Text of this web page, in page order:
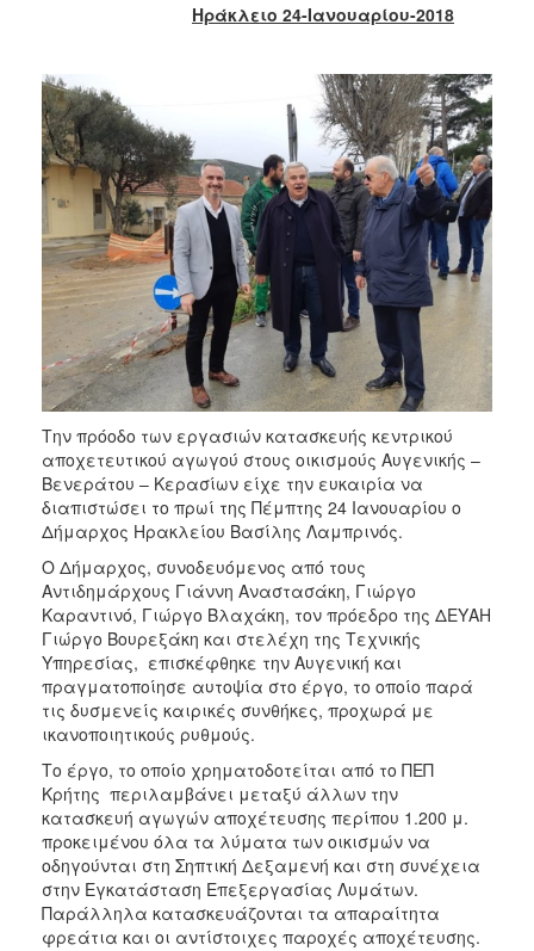
2015
2013
2012
2011
2010
2006
ΤΟΠΟΣ
ΠΟΛΙΤΙΣΜΟΣ
ΑΝΘΕΚΤΙΚΗ
ΠΟΛΗ
Ηράκλειο 24-Ιανουαρίου-2018
Την πρόοδο των εργασιών κατασκευής κεντρικού
αποχετευτικού αγωγού στους οικισμούς Αυγενικής –
Βενεράτου – Κερασίων είχε την ευκαιρία να
διαπιστώσει το πρωί της Πέμπτης 24 Ιανουαρίου ο
Δήμαρχος Ηρακλείου Βασίλης Λαμπρινός.
Ο Δήμαρχος, συνοδευόμενος από τους
Αντιδημάρχους Γιάννη Αναστασάκη, Γιώργο
Καραντινό, Γιώργο Βλαχάκη, τον πρόεδρο της ΔΕΥΑΗ
Γιώργο Βουρεξάκη και στελέχη της Τεχνικής
Υπηρεσίας, επισκέφθηκε την Αυγενική και
πραγματοποίησε αυτοψία στο έργο, το οποίο παρά
τις δυσμενείς καιρικές συνθήκες, προχωρά με
ικανοποιητικούς ρυθμούς.
Το έργο, το οποίο χρηματοδοτείται από το ΠΕΠ
Κρήτης περιλαμβάνει μεταξύ άλλων την
κατασκευή αγωγών αποχέτευσης περίπου 1.200 μ.
προκειμένου όλα τα λύματα των οικισμών να
οδηγούνται στη Σηπτική Δεξαμενή και στη συνέχεια
στην Εγκατάσταση Επεξεργασίας Λυμάτων.
Παράλληλα κατασκευάζονται τα απαραίτητα
φρεάτια και οι αντίστοιχες παροχές αποχέτευσης.